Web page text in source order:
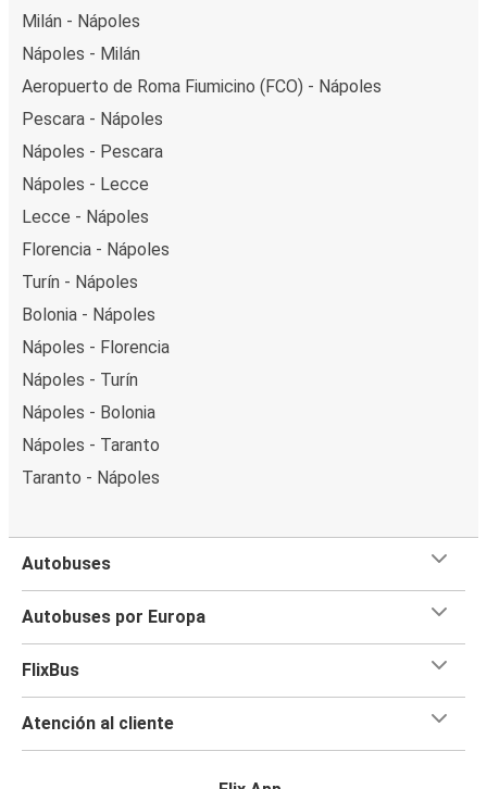
Milán - Nápoles
Nápoles - Milán
Aeropuerto de Roma Fiumicino (FCO) - Nápoles
Pescara - Nápoles
Nápoles - Pescara
Nápoles - Lecce
Lecce - Nápoles
Florencia - Nápoles
Turín - Nápoles
Bolonia - Nápoles
Nápoles - Florencia
Nápoles - Turín
Nápoles - Bolonia
Nápoles - Taranto
Taranto - Nápoles
Autobuses
Autobuses por Europa
FlixBus
Atención al cliente